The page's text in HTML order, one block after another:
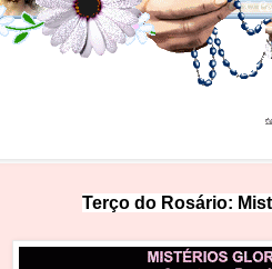
Terço do Rosário: Mist